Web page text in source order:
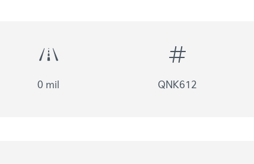
0 mil QNK612